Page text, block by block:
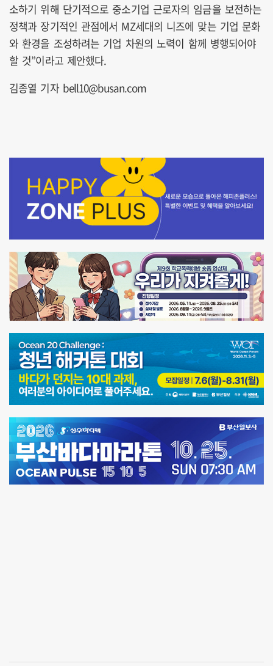
소하기 위해 단기적으로 중소기업 근로자의 임금을 보전하는
정책과 장기적인 관점에서 MZ세대의 니즈에 맞는 기업 문화
와 환경을 조성하려는 기업 차원의 노력이 함께 병행되어야
할 것”이라고 제안했다.
김종열 기자 bell10@busan.com